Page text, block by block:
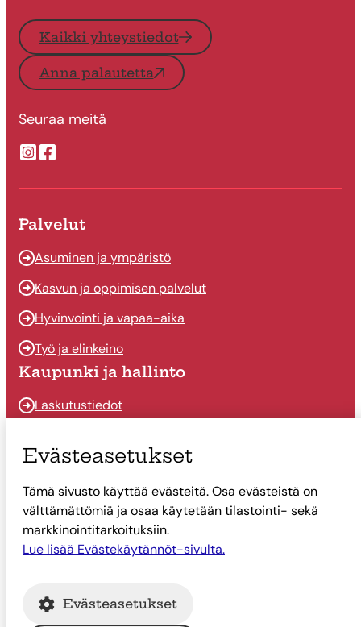
Kaikki yhteystiedot
Anna palautetta
Seuraa meitä
Suonenjoen kaupungin Instragram
Suonenjoen kaupungin Facebook
Palvelut
Asuminen ja ympäristö
Kasvun ja oppimisen palvelut
Hyvinvointi ja vapaa-aika
Työ ja elinkeino
Kaupunki ja hallinto
Laskutustiedot
Päätöksenteko
Talous
Yhteystiedot
Tietoa Suonenjoesta
Tietoa Suonenjoesta
Evästeasetukset
Tämä sivusto käyttää evästeitä. Osa evästeistä on
välttämättömiä ja osaa käytetään tilastointi- sekä
markkinointitarkoituksiin.
Lue lisää Evästekäytännöt-sivulta.
Evästeasetukset